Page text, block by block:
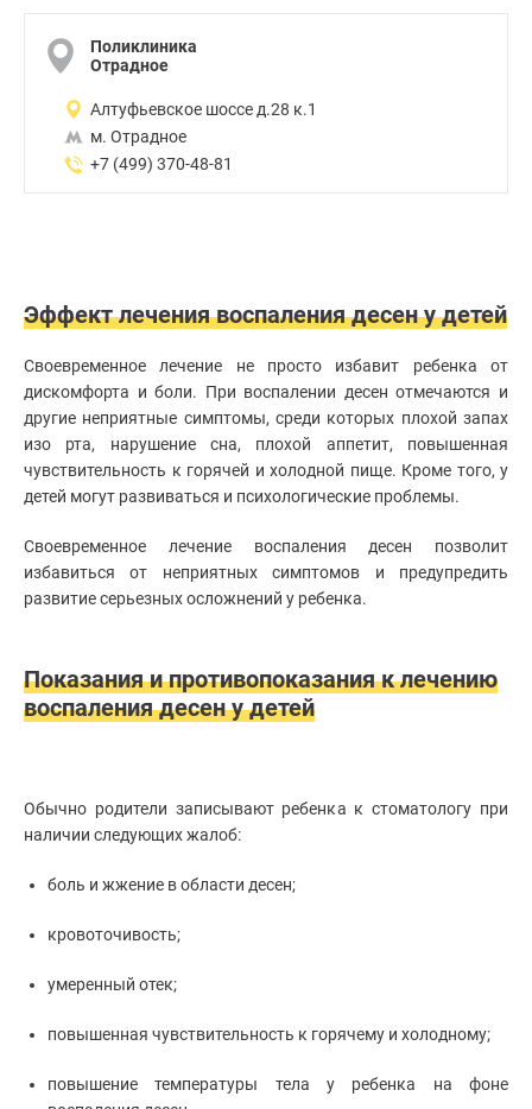
Поликлиника
Отрадное
Алтуфьевское шоссе д.28 к.1
м. Отрадное
+7 (499) 370-48-81
Эффект лечения воспаления десен у детей
Своевременное лечение не просто избавит ребенка от
дискомфорта и боли. При воспалении десен отмечаются и
другие неприятные симптомы, среди которых плохой запах
изо рта, нарушение сна, плохой аппетит, повышенная
чувствительность к горячей и холодной пище. Кроме того, у
детей могут развиваться и психологические проблемы.
Своевременное лечение воспаления десен позволит
избавиться от неприятных симптомов и предупредить
развитие серьезных осложнений у ребенка.
Показания и противопоказания к лечению
воспаления десен у детей
Обычно родители записывают ребенка к стоматологу при
наличии следующих жалоб:
боль и жжение в области десен;
кровоточивость;
умеренный отек;
повышенная чувствительность к горячему и холодному;
повышение температуры тела у ребенка на фоне